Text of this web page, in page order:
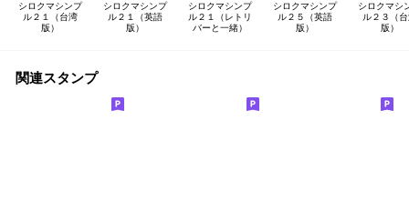
シロクマシンプ
ル２１（台湾
版）
シロクマシンプ
ル２１（英語
版）
シロクマシンプ
ル２１（レトリ
バーと一緒）
シロクマシンプ
ル２５（英語
版）
シロクマシ
ル２３（
版）
関連スタンプ